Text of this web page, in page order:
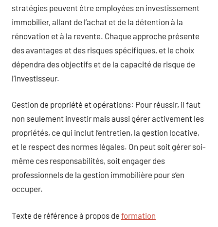
stratégies peuvent être employées en investissement
immobilier, allant de l’achat et de la détention à la
rénovation et à la revente. Chaque approche présente
des avantages et des risques spécifiques, et le choix
dépendra des objectifs et de la capacité de risque de
l’investisseur.
Gestion de propriété et opérations: Pour réussir, il faut
non seulement investir mais aussi gérer activement les
propriétés, ce qui inclut l’entretien, la gestion locative,
et le respect des normes légales. On peut soit gérer soi-
même ces responsabilités, soit engager des
professionnels de la gestion immobilière pour s’en
occuper.
Texte de référence à propos de formation